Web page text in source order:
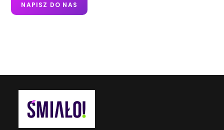
NAPISZ DO NAS